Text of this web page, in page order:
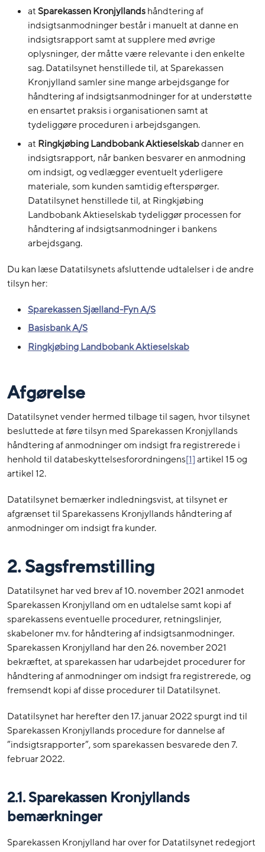
atSparekassen Kronjyllandshåndtering af
indsigtsanmodninger består i manuelt at danne en
indsigtsrapport samt at supplere med øvrige
oplysninger, der måtte være relevante i den enkelte
sag. Datatilsynet henstillede til, at Sparekassen
Kronjylland samler sine mange arbejdsgange for
håndtering af indsigtsanmodninger for at understøtte
en ensartet praksis i organisationen samt at
tydeliggøre proceduren i arbejdsgangen.
at Ringkjøbing Landbobank Aktieselskabdanner en
indsigtsrapport, når banken besvarer en anmodning
om indsigt, og vedlægger eventuelt yderligere
materiale, som kunden samtidig efterspørger.
Datatilsynet henstillede til, at Ringkjøbing
Landbobank Aktieselskab tydeliggør processen for
håndtering af indsigtsanmodninger i bankens
arbejdsgang.
Du kan læse Datatilsynets afsluttende udtalelser i de andre
tilsyn her:
Sparekassen Sjælland-Fyn A/S
Basisbank A/S
Ringkjøbing Landbobank Aktieselskab
Afgørelse
Datatilsynet vender hermed tilbage til sagen, hvor tilsynet
besluttede at føre tilsyn med Sparekassen Kronjyllands
håndtering af anmodninger om indsigt fra registrerede i
henhold til databeskyttelsesforordningens[1]artikel 15 og
artikel 12.
Datatilsynet bemærker indledningsvist, at tilsynet er
afgrænset til Sparekassens Kronjyllands håndtering af
anmodninger om indsigt fra kunder.
2. Sagsfremstilling
Datatilsynet har ved brev af 10. november 2021 anmodet
Sparekassen Kronjylland om en udtalelse samt kopi af
sparekassens eventuelle procedurer, retningslinjer,
skabeloner mv. for håndtering af indsigtsanmodninger.
Sparekassen Kronjylland har den 26. november 2021
bekræftet, at sparekassen har udarbejdet procedurer for
håndtering af anmodninger om indsigt fra registrerede, og
fremsendt kopi af disse procedurer til Datatilsynet.
Datatilsynet har herefter den 17. januar 2022 spurgt ind til
Sparekassen Kronjyllands procedure for dannelse af
”indsigtsrapporter”, som sparekassen besvarede den 7.
februar 2022.
2.1. Sparekassen Kronjyllands
bemærkninger
Sparekassen Kronjylland har over for Datatilsynet redegjort